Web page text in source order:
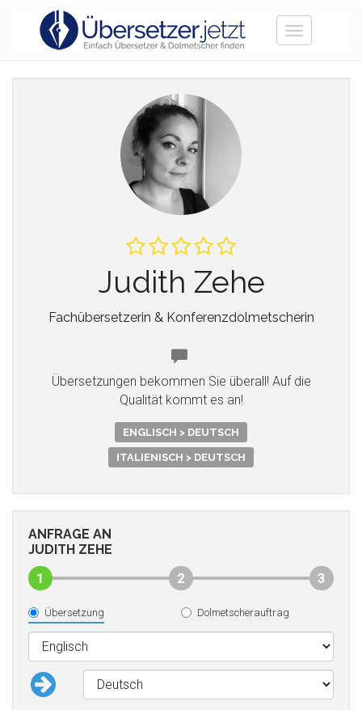
Toggle
Judith Zehe
Fachübersetzerin & Konferenzdolmetscherin
Übersetzungen bekommen Sie überall! Auf die
Qualität kommt es an!
ENGLISCH > DEUTSCH
ITALIENISCH > DEUTSCH
ANFRAGE AN
JUDITH ZEHE
1 2 3
Übersetzung Dolmetscherauftrag